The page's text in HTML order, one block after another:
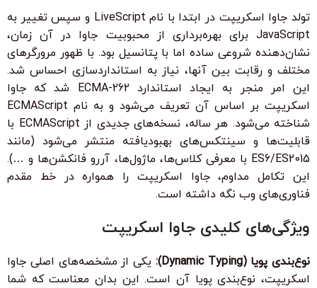
تولد جاوا اسکریپت در ابتدا با نام LiveScript و سپس تغییر به
JavaScript برای بهره‌برداری از محبوبیت جاوا در آن زمان،
نشان‌دهنده شروعی ساده اما با پتانسیل بود. با ظهور مرورگرهای
مختلف و رقابت بین آنها، نیاز به استانداردسازی احساس شد.
این امر منجر به ایجاد استاندارد ECMA-262 شد که جاوا
اسکریپت بر اساس آن تعریف می‌شود و به نام ECMAScript
شناخته می‌شود. هر ساله، نسخه‌های جدیدی از ECMAScript با
قابلیت‌ها و سینتکس‌های بهبودیافته منتشر می‌شود (مانند
ES6/ES2015 با معرفی کلاس‌ها، ماژول‌ها، آررو فانکشن‌ها و …).
این تکامل مداوم، جاوا اسکریپت را همواره در خط مقدم
فناوری‌های وب نگه داشته است.
ویژگی‌های کلیدی جاوا اسکریپت
نوع‌بندی پویا (Dynamic Typing):
یکی از مشخصه‌های اصلی جاوا
اسکریپت، نوع‌بندی پویا آن است. این بدان معناست که شما